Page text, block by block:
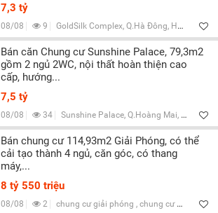
7,3 tỷ
08/08 9 GoldSilk Complex, Q.Hà Đông, Hà Nội
Bán căn Chung cư Sunshine Palace, 79,3m2
gồm 2 ngủ 2WC, nội thất hoàn thiện cao
cấp, hướng...
7,5 tỷ
08/08 34 Sunshine Palace, Q.Hoàng Mai, Hà Nội
Bán chung cư 114,93m2 Giải Phóng, có thể
cải tạo thành 4 ngủ, căn góc, có thang
máy,...
8 tỷ 550 triệu
08/08 2 chung cư giải phóng , chung cư mini giải phóng, Q.Hoàng Mai, Hà Nội